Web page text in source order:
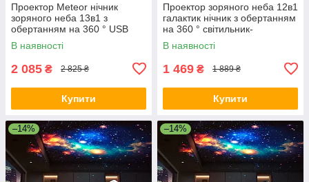
Проектор Meteor нічник
зоряного неба 13в1 з
обертанням на 360 ° USB
Чорний
В наявності
2 085 ₴ 2 825 ₴
Купити
Проектор зоряного неба 12в1
галактик нічник з обертанням
на 360 ° світильник-
планетарій для дітей
В наявності
1 469 ₴ 1 889 ₴
Купити
–14% –14%